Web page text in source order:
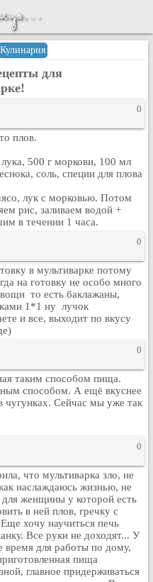
Кулинария
для
0
плов.
500 г моркови, 100 мл
соль, специи для плова
лук с морковью. Потом
рис, заливаем водой +
в течении 1 часа.
0
в мультиварке потому
на готовку не особо много
то есть баклажаны,
1*1 ну лучок
и все, выходит по вкусу
0
таким способом пища.
способом. А ещё вкуснее
Сейчас мы уже так
0
что мультиварка зло, не
наслаждаюсь жизнью, не
для женщины у которой есть
в ней плов, гречку с
хочу научиться печь
Все руки не доходят... У
время для работы по дому,
пища
главное придерживаться